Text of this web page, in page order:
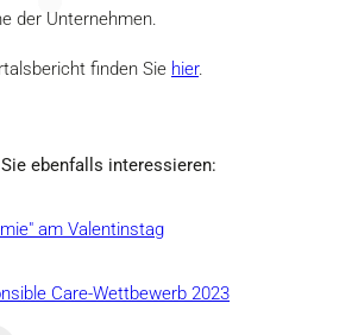
der Unternehmen.
finden Sie hier.
ebenfalls interessieren:
am Valentinstag
Care-Wettbewerb 2023